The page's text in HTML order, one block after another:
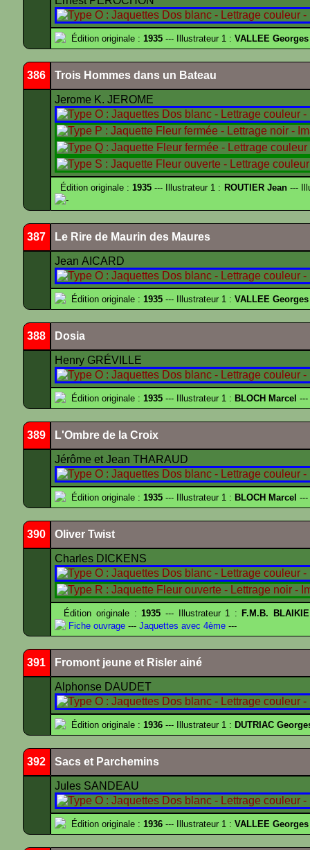
Édition originale : 1935 --- Illustrateur 1 : VALLEE Georges
386 Trois Hommes dans un Bateau
Jerome K. JEROME
Édition originale :1935 --- Illustrateur 1 : ROUTIER Jean---
-
387 Le Rire de Maurin des Maures
Jean AICARD
Édition originale : 1935 --- Illustrateur 1 : VALLEE Georges
388 Dosia
Henry GRÉVILLE
Édition originale : 1935 --- Illustrateur 1 : BLOCH Marcel ---
389 L'Ombre de la Croix
Jérôme et Jean THARAUD
Édition originale : 1935 --- Illustrateur 1 : BLOCH Marcel ---
390 Oliver Twist
Charles DICKENS
Édition originale :1935 --- Illustrateur 1 : F.M.B.
Fiche ouvrage --- Jaquettes avec 4ème ---
391 Fromont jeune et Risler ainé
Alphonse DAUDET
Édition originale : 1936 --- Illustrateur 1 : DUTRIAC
392 Sacs et Parchemins
Jules SANDEAU
Édition originale : 1936 --- Illustrateur 1 : VALLEE Georges